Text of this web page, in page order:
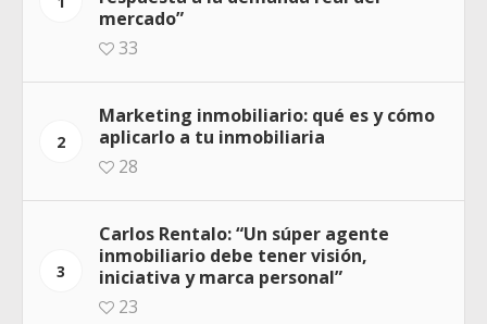
mercado”
33
2
Marketing inmobiliario: qué es y cómo
aplicarlo a tu inmobiliaria
28
3
Carlos Rentalo: “Un súper agente
inmobiliario debe tener visión,
iniciativa y marca personal”
23